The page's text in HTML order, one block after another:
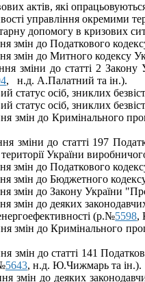
актів, які
управління окремими
допомогу в кризових
змін до Податкового
змін до Митного кодексу
зміни до статті 2 Закону
, н.д. А.Палатний та ін.).
статус осіб, зниклих
статус осіб, зниклих
змін до Кримінального
зміни до статті 197
України
змін до Податкового
змін до Бюджетного
змін до Закону України
змін до деяких
(р.№5598,
змін до Кримінального
змін до статті 141
5643, н.д. Ю.Чижмарь та ін.).
змін до деяких